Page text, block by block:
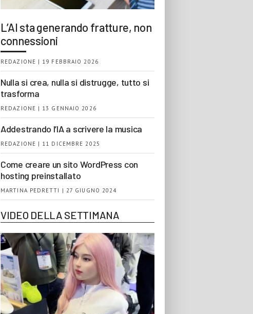
L’AI sta generando fratture, non
connessioni
REDAZIONE | 19 FEBBRAIO 2026
Nulla si crea, nulla si distrugge, tutto si
trasforma
REDAZIONE | 13 GENNAIO 2026
Addestrando l’IA a scrivere la musica
REDAZIONE | 11 DICEMBRE 2025
Come creare un sito WordPress con
hosting preinstallato
MARTINA PEDRETTI | 27 GIUGNO 2024
VIDEO DELLA SETTIMANA